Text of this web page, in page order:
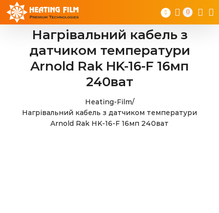
Skip
0
Нагрівальний кабель з
датчиком температури
Arnold Rak HK-16-F 16мп
240ват
Heating-Film/
Нагрівальний кабель з датчиком температури
Arnold Rak HK-16-F 16мп 240ват